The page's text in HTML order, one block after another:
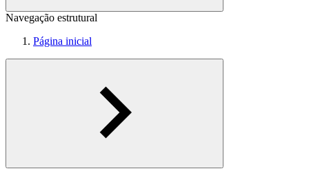
Navegação estrutural
Página inicial